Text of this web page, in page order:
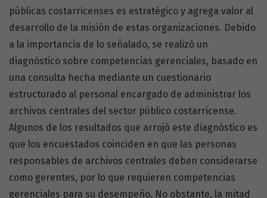
públicas costarricenses es estratégico y agrega valor al
desarrollo de la misión de estas organizaciones. Debido
a la importancia de lo señalado, se realizó un
diagnóstico sobre competencias gerenciales, basado en
una consulta hecha mediante un cuestionario
estructurado al personal encargado de administrar los
archivos centrales del sector público costarricense.
Algunos de los resultados que arrojó este diagnóstico es
que los encuestados coinciden en que las personas
responsables de archivos centrales deben considerarse
como gerentes, por lo que requieren competencias
gerenciales para su desempeño. No obstante, la mitad